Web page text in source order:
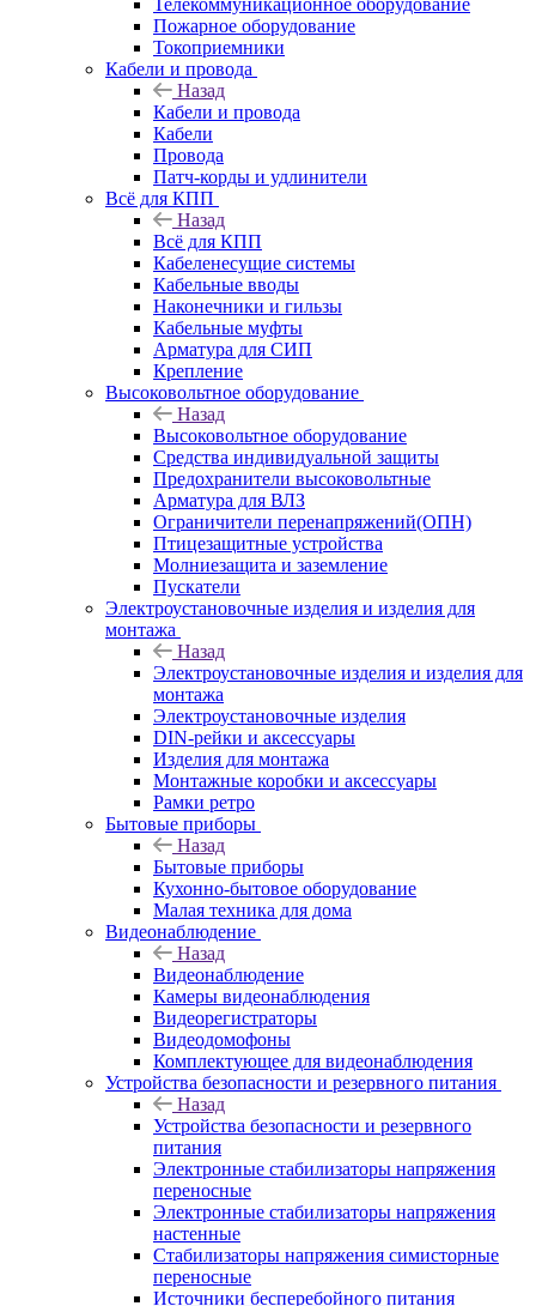
Телекоммуникационное оборудование
Пожарное оборудование
Токоприемники
Кабели и провода
Назад
Кабели и провода
Кабели
Провода
Патч-корды и удлинители
Всё для КПП
Назад
Всё для КПП
Кабеленесущие системы
Кабельные вводы
Наконечники и гильзы
Кабельные муфты
Арматура для СИП
Крепление
Высоковольтное оборудование
Назад
Высоковольтное оборудование
Средства индивидуальной защиты
Предохранители высоковольтные
Арматура для ВЛЗ
Ограничители перенапряжений(ОПН)
Птицезащитные устройства
Молниезащита и заземление
Пускатели
Электроустановочные изделия и изделия для
монтажа
Назад
Электроустановочные изделия и изделия для
монтажа
Электроустановочные изделия
DIN-рейки и аксессуары
Изделия для монтажа
Монтажные коробки и аксессуары
Рамки ретро
Бытовые приборы
Назад
Бытовые приборы
Кухонно-бытовое оборудование
Малая техника для дома
Видеонаблюдение
Назад
Видеонаблюдение
Камеры видеонаблюдения
Видеорегистраторы
Видеодомофоны
Комплектующее для видеонаблюдения
Устройства безопасности и резервного питания
Назад
Устройства безопасности и резервного
питания
Электронные стабилизаторы напряжения
переносные
Электронные стабилизаторы напряжения
настенные
Стабилизаторы напряжения симисторные
переносные
Источники бесперебойного питания